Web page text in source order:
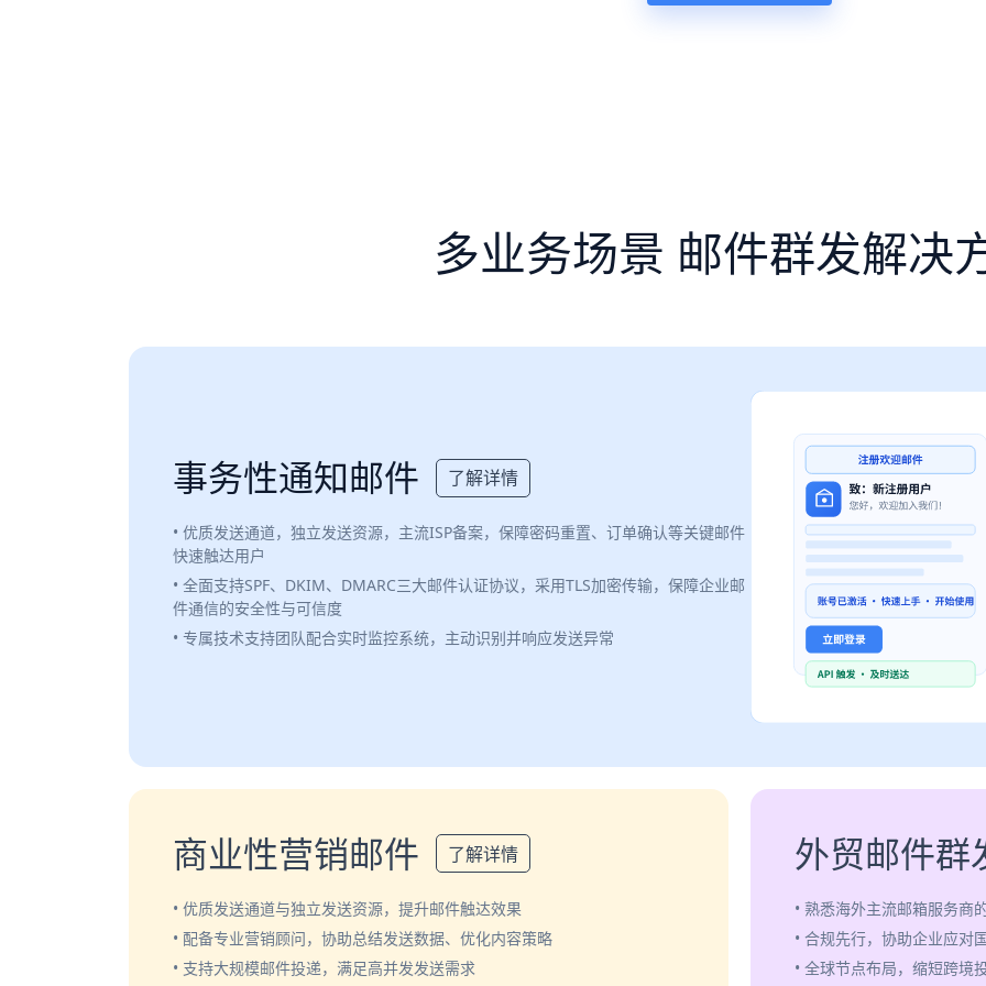
多业务场景 邮件群发解决
事务性通知邮件 了解详情
• 优质发送通道，独立发送资源，主流ISP备案，保障密码重置、订单确认等关键邮件
快速触达用户
• 全面支持SPF、DKIM、DMARC三大邮件认证协议，采用TLS加密传输，保障企业邮
件通信的安全性与可信度
• 专属技术支持团队配合实时监控系统，主动识别并响应发送异常
商业性营销邮件 了解详情
• 优质发送通道与独立发送资源，提升邮件触达效果
• 配备专业营销顾问，协助总结发送数据、优化内容策略
• 支持大规模邮件投递，满足高并发发送需求
外贸邮件群
• 熟悉海外主流邮箱服务商
• 合规先行，协助企业应对
• 全球节点布局，缩短跨境